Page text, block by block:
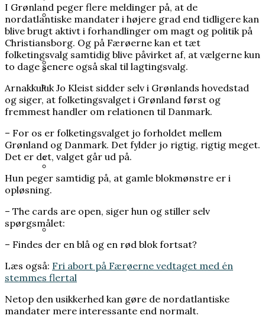
Prins Joachim gik fra arveprins til outsider,
nu er han mere populær end længe
Kronprins Håkon: Kronprinsesse Mette-
Marit er blevet alvorligt dårligere
Varde Kommune betalte millionbeløb til
lobbyister
Grundloven bliver kaldt et
frihedsdokument, men i Grønland og på
begrænsning
undersøgelse af Scandinavian Star
Mange kender Schrödingers kat, men
ingen ved, hvorfor den blev opfundet
Heisenberg hævdede, at han bremsede
Hitlers atombombe. Ingen ved, om det
passer
Han brødfødte milliarder, men forlængede
nobelprismodtager
I Grønland peger flere meldinger på, at de
nordatlantiske mandater i højere grad end tidligere kan
blive brugt aktivt i forhandlinger om magt og politik på
Christiansborg. Og på Færøerne kan et tæt
folketingsvalg samtidig blive påvirket af, at vælgerne kun
to dage senere også skal til lagtingsvalg.
Arnakkuluk Jo Kleist sidder selv i Grønlands hovedstad
og siger, at folketingsvalget i Grønland først og
fremmest handler om relationen til Danmark.
– For os er folketingsvalget jo forholdet mellem
Grønland og Danmark. Det fylder jo rigtig, rigtig meget.
Det er det, valget går ud på.
Hun peger samtidig på, at gamle blokmønstre er i
opløsning.
– The cards are open, siger hun og stiller selv
spørgsmålet:
– Findes der en blå og en rød blok fortsat?
Læs også: Fri abort på Færøerne vedtaget med én
stemmes flertal
Netop den usikkerhed kan gøre de nordatlantiske
mandater mere interessante end normalt.